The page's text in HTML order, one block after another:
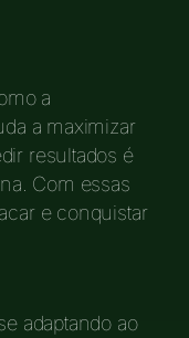
a
a maximizar
resultados é
Com essas
e conquistar
adaptando ao